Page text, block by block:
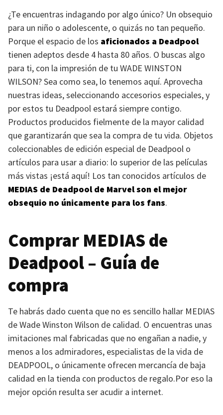
¿Te encuentras indagando por algo único? Un obsequio
para un niño o adolescente, o quizás no tan pequeño.
Porque el espacio de los aficionados a Deadpool
tienen adeptos desde 4 hasta 80 años. O buscas algo
para ti, con la impresión de tu WADE WINSTON
WILSON? Sea como sea, lo tenemos aquí. Aprovecha
nuestras ideas, seleccionando accesorios especiales, y
por estos tu Deadpool estará siempre contigo.
Productos producidos fielmente de la mayor calidad
que garantizarán que sea la compra de tu vida. Objetos
coleccionables de edición especial de Deadpool o
artículos para usar a diario: lo superior de las películas
más vistas ¡está aquí! Los tan conocidos artículos de
MEDIAS de Deadpool de Marvel son el mejor
obsequio no únicamente para los fans.
Comprar MEDIAS de
Deadpool – Guía de
compra
Te habrás dado cuenta que no es sencillo hallar MEDIAS
de Wade Winston Wilson de calidad. O encuentras unas
imitaciones mal fabricadas que no engañan a nadie, y
menos a los admiradores, especialistas de la vida de
DEADPOOL, o únicamente ofrecen mercancía de baja
calidad en la tienda con productos de regalo.Por eso la
mejor opción resulta ser acudir a internet.